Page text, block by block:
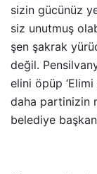
sizin gücünüz
siz unutmuş
şen şakrak
değil.
elini öpüp ‘Elimi
daha partinizin
belediye